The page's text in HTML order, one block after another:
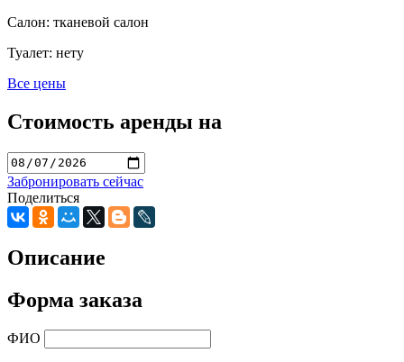
Салон: тканевой салон
Туалет: нету
Все цены
Стоимость аренды на
Забронировать сейчас
Поделиться
Описание
Форма заказа
ФИО